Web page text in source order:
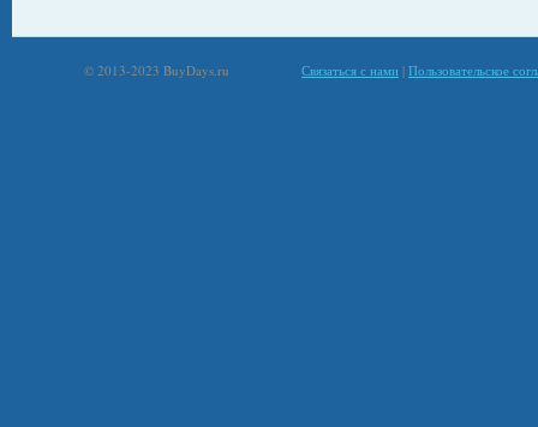
© 2013-2023 BuyDays.ru Связаться с нами | Пользовательское